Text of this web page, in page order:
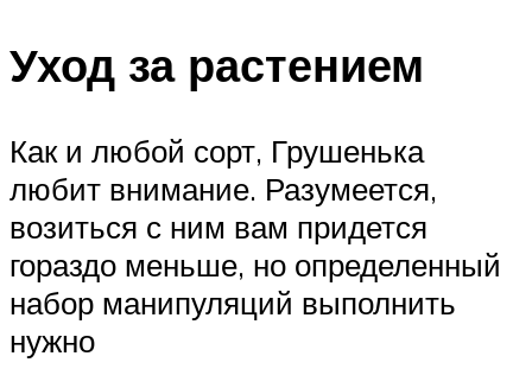
Уход за растением
Как и любой сорт, Грушенька
любит внимание. Разумеется,
возиться с ним вам придется
гораздо меньше, но определенный
набор манипуляций выполнить
нужно